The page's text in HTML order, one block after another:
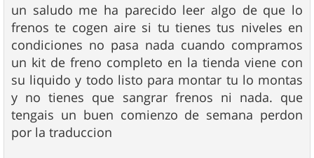
s
s
a
g
e
un saludo me ha parecido leer algo de que lo
frenos te cogen aire si tu tienes tus niveles en
condiciones no pasa nada cuando compramos
un kit de freno completo en la tienda viene con
su liquido y todo listo para montar tu lo montas
y no tienes que sangrar frenos ni nada. que
tengais un buen comienzo de semana perdon
por la traduccion